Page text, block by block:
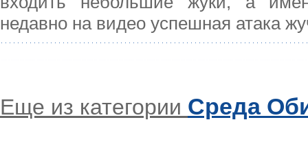
недавно на видео успешная атака
Еще из категории Среда